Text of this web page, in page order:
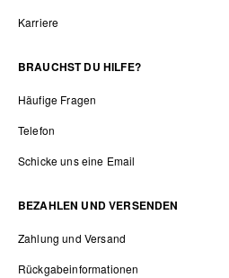
Karriere
BRAUCHST DU HILFE?
Häufige Fragen
Telefon
Schicke uns eine Email
BEZAHLEN UND VERSENDEN
Zahlung und Versand
Rückgabeinformationen